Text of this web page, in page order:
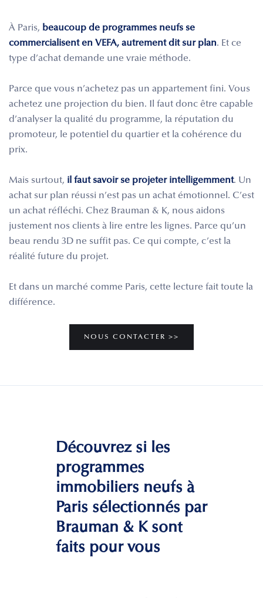
À Paris, beaucoup de programmes neufs se
commercialisent en VEFA, autrement dit sur plan. Et ce
type d’achat demande une vraie méthode.
Parce que vous n’achetez pas un appartement fini. Vous
achetez une projection du bien. Il faut donc être capable
d’analyser la qualité du programme, la réputation du
promoteur, le potentiel du quartier et la cohérence du
prix.
Mais surtout, il faut savoir se projeter intelligemment. Un
achat sur plan réussi n’est pas un achat émotionnel. C’est
un achat réfléchi. Chez Brauman & K, nous aidons
justement nos clients à lire entre les lignes. Parce qu’un
beau rendu 3D ne suffit pas. Ce qui compte, c’est la
réalité future du projet.
Et dans un marché comme Paris, cette lecture fait toute la
différence.
NOUS CONTACTER >>
Découvrez si les
programmes
immobiliers neufs à
Paris sélectionnés par
Brauman & K sont
faits pour vous